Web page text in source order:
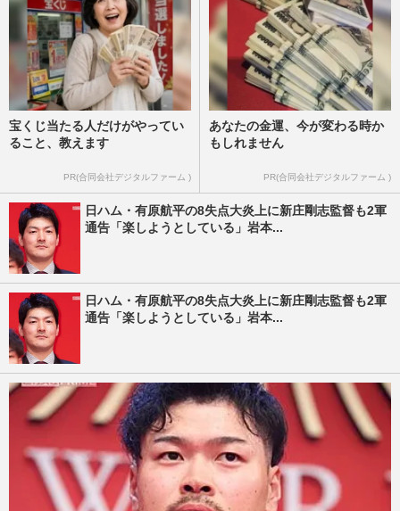
宝くじ当たる人だけがやってい
ること、教えます
PR(合同会社デジタルファーム )
あなたの金運、今が変わる時か
もしれません
PR(合同会社デジタルファーム )
日ハム・有原航平の8失点大炎上に新庄剛志監督も2軍
通告「楽しようとしている」岩本...
日ハム・有原航平の8失点大炎上に新庄剛志監督も2軍
通告「楽しようとしている」岩本...